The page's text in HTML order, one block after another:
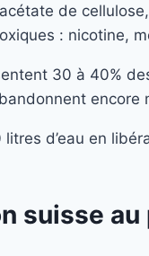
de
: nicotine,
30 à 40%
encore
d’eau en
suisse